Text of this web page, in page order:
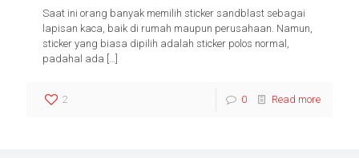
Saat ini orang banyak memilih sticker sandblast sebagai
lapisan kaca, baik di rumah maupun perusahaan. Namun,
sticker yang biasa dipilih adalah sticker polos normal,
padahal ada […]
2 0 Read more